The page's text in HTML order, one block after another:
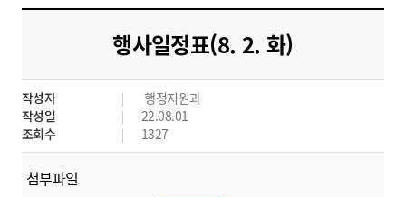
도
시
군
산
행사일정표(8. 2. 화)
작성자
행정지원과
작성일
22.08.01
조회수
1327
첨부파일